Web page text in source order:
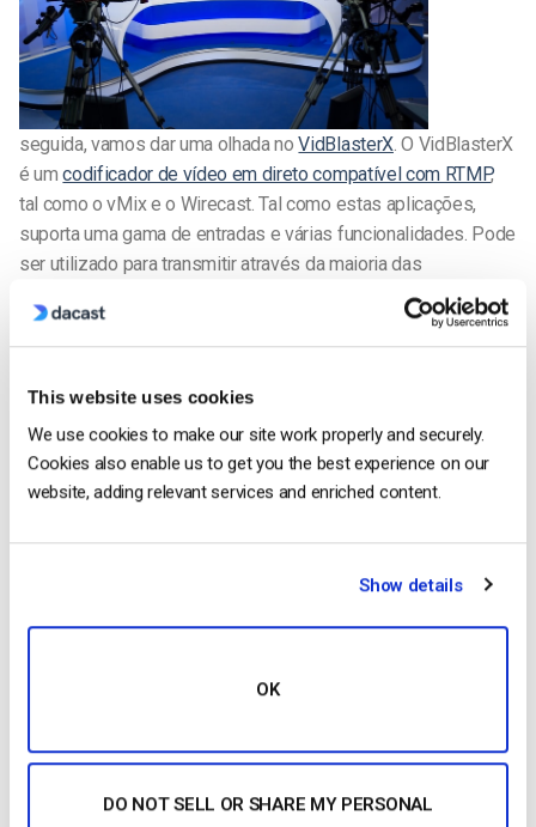
This website uses cookies
We use cookies to make our site work properly and securely.
Cookies also enable us to get you the best experience on our
website, adding relevant services and enriched content.
Show details
OK
DO NOT SELL OR SHARE MY PERSONAL
seguida, vamos dar uma olhada noVidBlasterX. O VidBlasterX
é umcodificador de vídeo em direto compatível com RTMP,
tal como o vMix e o Wirecast. Tal como estas aplicações,
suporta uma gama de entradas e várias funcionalidades. Pode
ser utilizado para transmitir através da maioria das
Para configurações profissionais de software empresarial, o
gravação local, apresentação em vários monitores e saída
para dispositivos Blackmagic DeckLink. O VidBlasterX utiliza
um design modular, adicionando cada funcionalidade através
de um módulo que os utilizadores podem reorganizar. Desta
A versão Home ($9/ano) suporta 7 módulos
A versão Studio ($99/ano) suporta 25 módulos